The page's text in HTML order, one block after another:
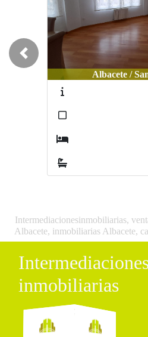
Albacete / San
Albacete /
Previous
Intermediacionesinmobiliarias,
Albacete, inmobiliarias Albacete,
inmobiliarias